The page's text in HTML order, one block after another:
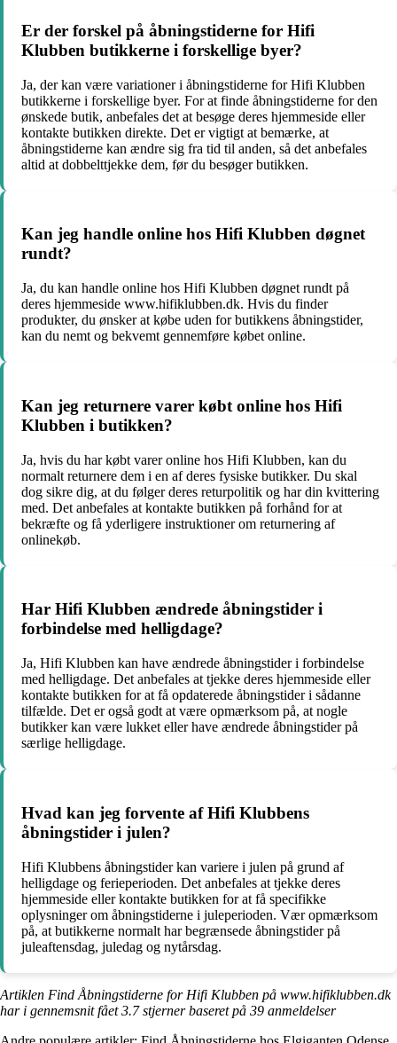
Er der forskel på åbningstiderne for Hifi
Klubben butikkerne i forskellige byer?
Ja, der kan være variationer i åbningstiderne for Hifi Klubben
butikkerne i forskellige byer. For at finde åbningstiderne for den
ønskede butik, anbefales det at besøge deres hjemmeside eller
kontakte butikken direkte. Det er vigtigt at bemærke, at
åbningstiderne kan ændre sig fra tid til anden, så det anbefales
altid at dobbelttjekke dem, før du besøger butikken.
Kan jeg handle online hos Hifi Klubben døgnet
rundt?
Ja, du kan handle online hos Hifi Klubben døgnet rundt på
deres hjemmeside www.hifiklubben.dk. Hvis du finder
produkter, du ønsker at købe uden for butikkens åbningstider,
kan du nemt og bekvemt gennemføre købet online.
Kan jeg returnere varer købt online hos Hifi
Klubben i butikken?
Ja, hvis du har købt varer online hos Hifi Klubben, kan du
normalt returnere dem i en af deres fysiske butikker. Du skal
dog sikre dig, at du følger deres returpolitik og har din kvittering
med. Det anbefales at kontakte butikken på forhånd for at
bekræfte og få yderligere instruktioner om returnering af
onlinekøb.
Har Hifi Klubben ændrede åbningstider i
forbindelse med helligdage?
Ja, Hifi Klubben kan have ændrede åbningstider i forbindelse
med helligdage. Det anbefales at tjekke deres hjemmeside eller
kontakte butikken for at få opdaterede åbningstider i sådanne
tilfælde. Det er også godt at være opmærksom på, at nogle
butikker kan være lukket eller have ændrede åbningstider på
særlige helligdage.
Hvad kan jeg forvente af Hifi Klubbens
åbningstider i julen?
Hifi Klubbens åbningstider kan variere i julen på grund af
helligdage og ferieperioden. Det anbefales at tjekke deres
hjemmeside eller kontakte butikken for at få specifikke
oplysninger om åbningstiderne i juleperioden. Vær opmærksom
på, at butikkerne normalt har begrænsede åbningstider på
juleaftensdag, juledag og nytårsdag.
Artiklen Find Åbningstiderne for Hifi Klubben på www.hifiklubben.dk
har i gennemsnit fået3.7stjerner baseret på 39 anmeldelser